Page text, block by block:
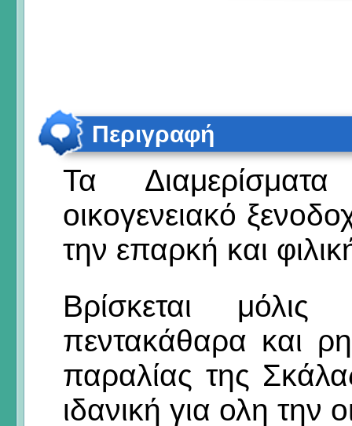
Περιγραφή
Τα
οικογενειακό
την επαρκή και
Βρίσκεται
πεντακάθαρα και
παραλίας της
ιδανική για ολη την